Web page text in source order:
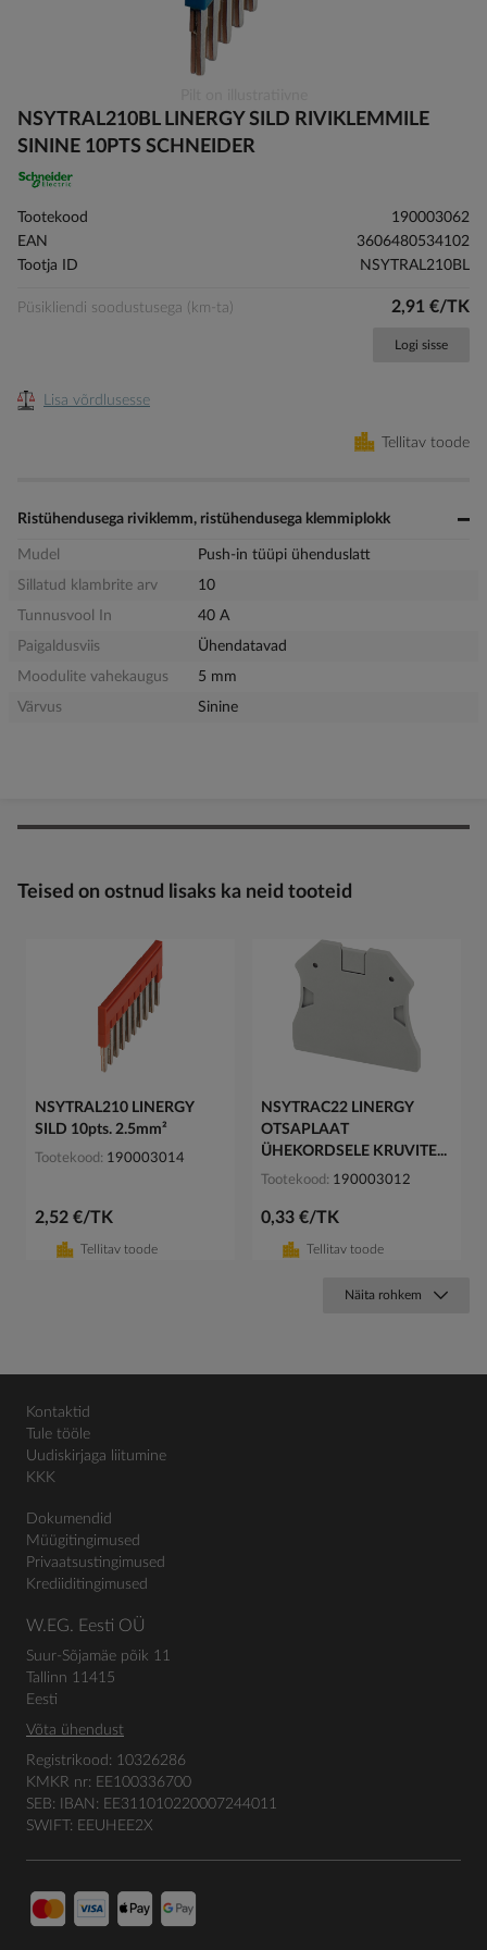
to
the
of
images
gallery
NSYTRAL210BL LINERGY SILD RIVIKLEMMILE
SININE 10PTS SCHNEIDER
Tootekood
190003062
EAN
3606480534102
Tootja ID
NSYTRAL210BL
Püsikliendi soodustusega (km-ta) 2,91 €/TK
Logi sisse
Lisa võrdlusesse
Tellitav toode
Ristühendusega riviklemm, ristühendusega klemmiplokk
Mudel
Push-in tüüpi ühenduslatt
Sillatud klambrite arv
10
Tunnusvool In
40 A
Paigaldusviis
Ühendatavad
Moodulite vahekaugus
5 mm
Värvus
Sinine
Teised on ostnud lisaks ka neid tooteid
NSYTRAL210 LINERGY
SILD 10pts. 2.5mm²
Tootekood 190003014
2,52 €/TK
Tellitav toode
NSYTRAC22 LINERGY
OTSAPLAAT
ÜHEKORDSELE KRUVITE...
Tootekood 190003012
0,33 €/TK
Tellitav toode
Näita rohkem
Kontaktid
Tule tööle
Uudiskirjaga liitumine
KKK
Dokumendid
Müügitingimused
Privaatsustingimused
Krediiditingimused
W.EG. Eesti OÜ
Suur-Sõjamäe põik 11
Tallinn 11415
Eesti
Võta ühendust
Registrikood: 10326286
KMKR nr: EE100336700
SEB: IBAN: EE311010220007244011
SWIFT: EEUHEE2X